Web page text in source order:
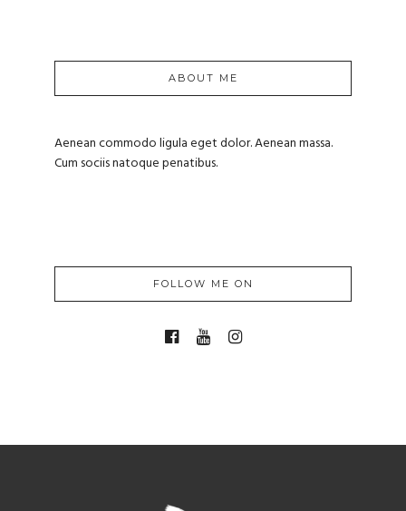
ABOUT ME
Aenean commodo ligula eget dolor. Aenean massa.
Cum sociis natoque penatibus.
FOLLOW ME ON